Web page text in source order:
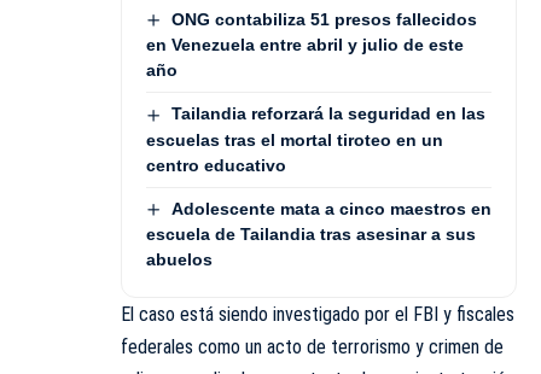
ONG contabiliza 51 presos fallecidos
en Venezuela entre abril y julio de este
año
Tailandia reforzará la seguridad en las
escuelas tras el mortal tiroteo en un
centro educativo
Adolescente mata a cinco maestros en
escuela de Tailandia tras asesinar a sus
abuelos
El caso está siendo investigado por el FBI y fiscales
federales como un acto de terrorismo y crimen de